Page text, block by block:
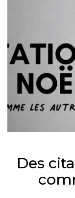
Des